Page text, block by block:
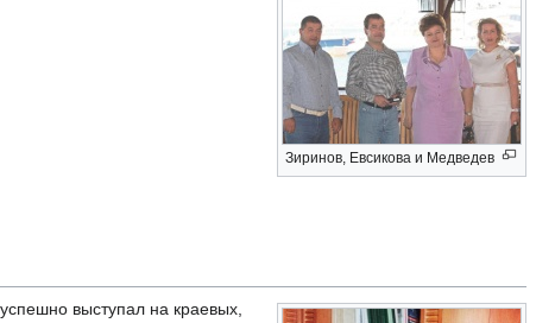
Зиринов, Евсикова и Медведев
выступал на краевых,